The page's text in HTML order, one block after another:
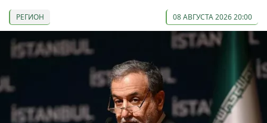
РЕГИОН 08 АВГУСТА 2026 20:00